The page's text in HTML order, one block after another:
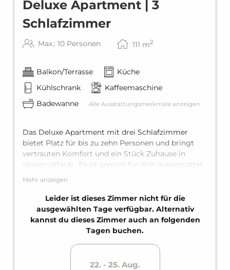
Deluxe Apartment | 3
Schlafzimmer
Max.: 10 Personen 111 m2
Balkon/Terrasse
Küche
Kühlschrank
Kaffeemaschine
Badewanne
Alle Ausstattungsmerkmale anzeigen
Das Deluxe Apartment mit drei Schlafzimmer
bietet Platz für bis zu zehn Personen und bringt
vertrauten Komfort und ein Stück Zuhause in
deinen Urlaub. Es ist speziell für dich ausgestattet
mit zwei Schlafzimmer mit je einem King-Size-
Doppelbett, im dritten Schlafzimmer mit einem
King-Size-Doppelbett und einem Stockbett für
zwei Personen. Dazu kommt eine bequeme
Schlafcouch für zwei Personen im Wohnbereich.
Das Apartment bietet zwei Bäder mit Badewanne,
Mehr anzeigen
Leider ist dieses Zimmer nicht für die
ausgewählten Tage verfügbar. Alternativ
kannst du dieses Zimmer auch an folgenden
Tagen buchen.
22. - 25. Aug.